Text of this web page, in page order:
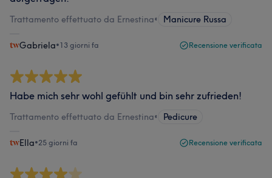
Trattamento effettuato da Ernestina• Manicure Russa
Gabriela•13 giorni fa Recensione verificata
Habe mich sehr wohl gefühlt und bin sehr zufrieden!
Trattamento effettuato da Ernestina• Pedicure
Ella•25 giorni fa Recensione verificata